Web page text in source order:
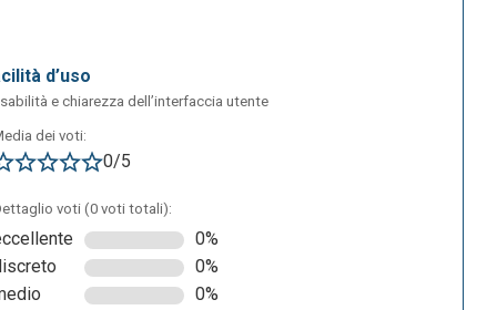
d’uso
e chiarezza dell’interfaccia utente
dei voti:
0/5
voti (0 voti totali):
0%
0%
0%